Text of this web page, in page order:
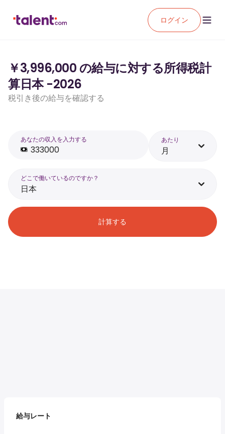
ログイン
￥3,996,000 の給与に対する所得税計
算日本 -2026
税引き後の給与を確認する
あなたの収入を入力する あたり
月
どこで働いているのですか？
日本
計算する
給与レート